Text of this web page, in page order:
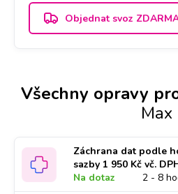
Objednat svoz
Všechny opravy
Max
Záchrana dat podle
sazby 1 950 Kč vč.
Na dotaz
2 - 8